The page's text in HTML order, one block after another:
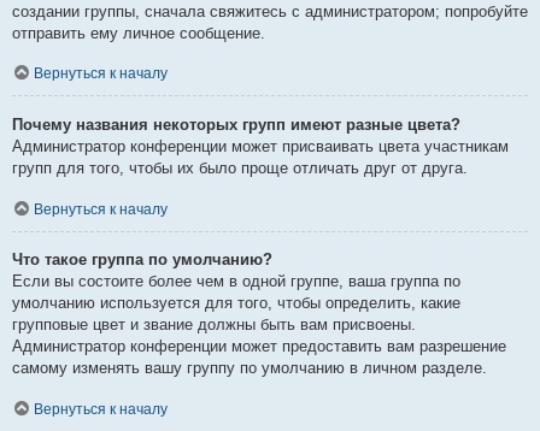
создании группы, сначала свяжитесь с администратором; попробуйте
отправить ему личное сообщение.
Вернуться к началу
Почему названия некоторых групп имеют разные цвета?
Администратор конференции может присваивать цвета участникам
групп для того, чтобы их было проще отличать друг от друга.
Вернуться к началу
Что такое группа по умолчанию?
Если вы состоите более чем в одной группе, ваша группа по
умолчанию используется для того, чтобы определить, какие
групповые цвет и звание должны быть вам присвоены.
Администратор конференции может предоставить вам разрешение
самому изменять вашу группу по умолчанию в личном разделе.
Вернуться к началу